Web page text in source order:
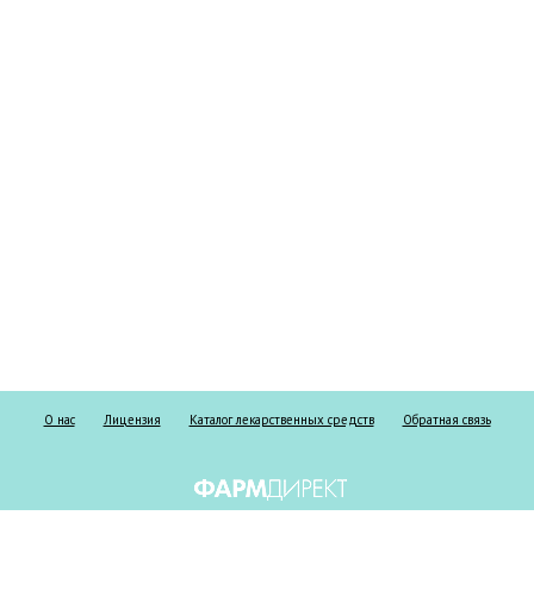
О нас Лицензия Каталог лекарственных средств Обратная связь